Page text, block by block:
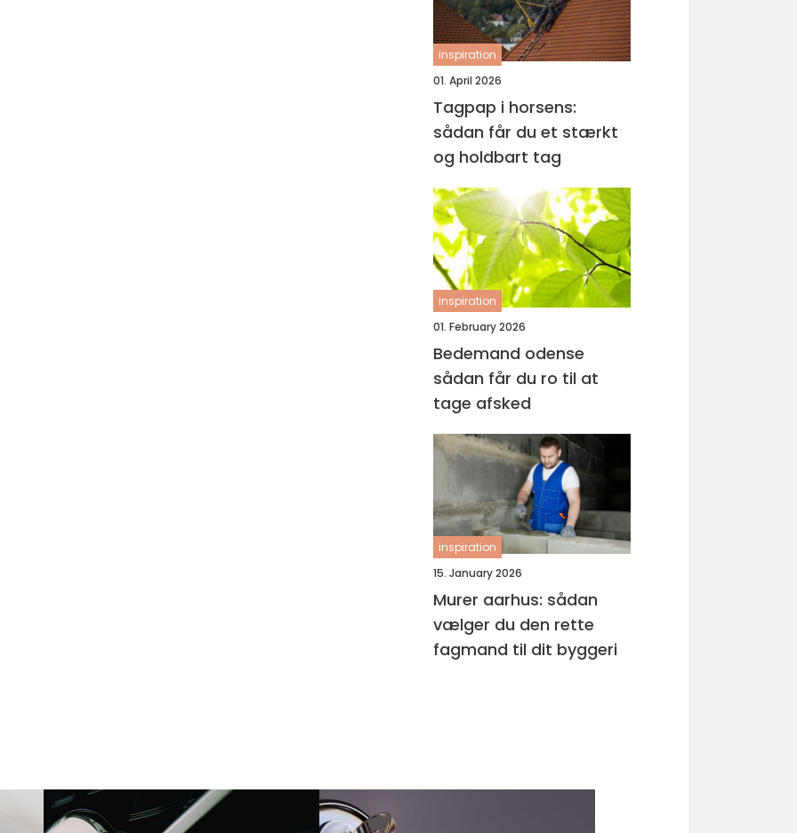
inspiration
01. April 2026
Tagpap i horsens:
sådan får du et stærkt
og holdbart tag
inspiration
01. February 2026
Bedemand odense
sådan får du ro til at
tage afsked
inspiration
15. January 2026
Murer aarhus: sådan
vælger du den rette
fagmand til dit byggeri